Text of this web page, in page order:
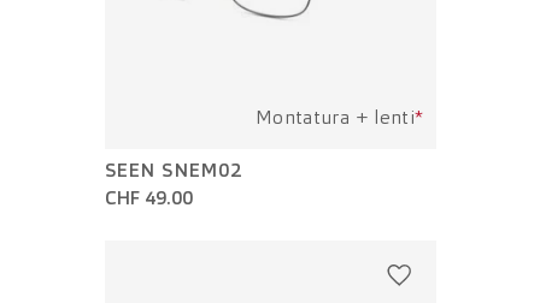
Montatura + lenti*
SEEN SNEM02
CHF 49.00